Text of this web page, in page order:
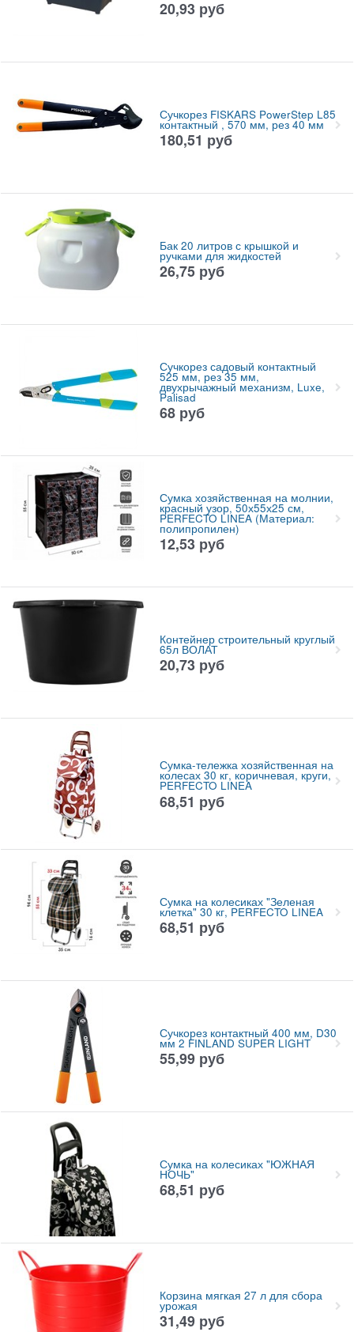
20,93 руб
Сучкорез FISKARS PowerStep L85
контактный , 570 мм, рез 40 мм
180,51 руб
Бак 20 литров с крышкой и
ручками для жидкостей
26,75 руб
Сучкорез садовый контактный
525 мм, рез 35 мм,
двухрычажный механизм, Luxe,
Palisad
68 руб
Сумка хозяйственная на молнии,
красный узор, 50х55х25 см,
PERFECTO LINEA (Материал:
полипропилен)
12,53 руб
Контейнер строительный круглый
65л ВОЛАТ
20,73 руб
Сумка-тележка хозяйственная на
колесах 30 кг, коричневая, круги,
PERFECTO LINEA
68,51 руб
Сумка на колесиках "Зеленая
клетка" 30 кг, PERFECTO LINEA
68,51 руб
Сучкорез контактный 400 мм, D30
мм 2 FINLAND SUPER LIGHT
55,99 руб
Сумка на колесиках "ЮЖНАЯ
НОЧЬ"
68,51 руб
Корзина мягкая 27 л для сбора
урожая
31,49 руб